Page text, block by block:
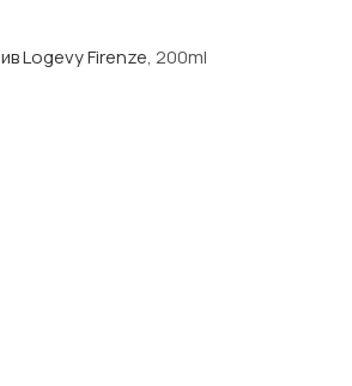
Logevy Firenze, 200ml